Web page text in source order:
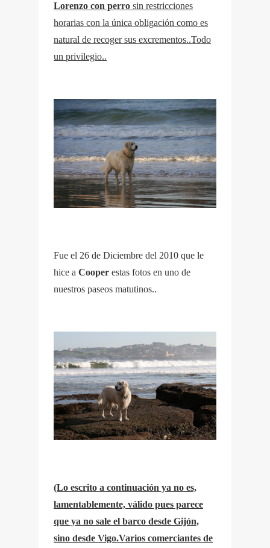
Lorenzo con perro sin restricciones
horarias con la única obligación como es
natural de recoger sus excrementos..Todo
un privilegio..
Fue el 26 de Diciembre del 2010 que le
hice a Cooper estas fotos en uno de
nuestros paseos matutinos..
(Lo escrito a continuación ya no es,
lamentablemente, válido pues parece
que ya no sale el barco desde Gijón,
sino desde Vigo.Varios comerciantes de